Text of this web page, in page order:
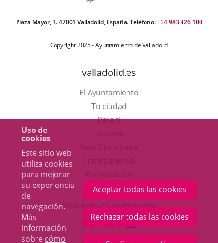
Uso de
cookies
Este sitio web
utiliza cookies
para mejorar
su experiencia
de
navegación.
Más
información
sobre cómo
Aceptar todas las cookies
Rechazar todas las cookies
Plaza Mayor, 1. 47001 Valladolid, España. Teléfono:+34 983 426 100
Copyright 2025 - Ayuntamiento de Valladolid
valladolid.es
El Ayuntamiento
Tu ciudad
Para ti
en
una
ventana
nueva.
aplicación
externa.
Otras webs del ayuntamiento
ENLACE
A
ENLACE
A
ENLACE
A